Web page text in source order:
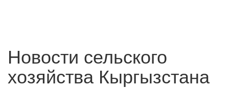
Новости сельского
хозяйства Кыргызстана